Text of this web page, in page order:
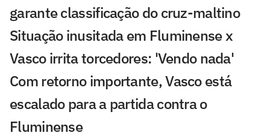
garante classificação do cruz-maltino
Situação inusitada em Fluminense x
Vasco irrita torcedores: 'Vendo nada'
Com retorno importante, Vasco está
escalado para a partida contra o
Fluminense